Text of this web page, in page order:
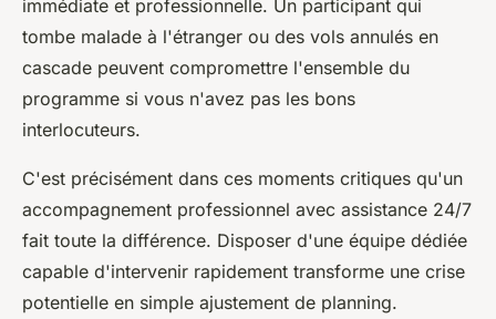
immédiate et professionnelle. Un participant qui
tombe malade à l'étranger ou des vols annulés en
cascade peuvent compromettre l'ensemble du
programme si vous n'avez pas les bons
interlocuteurs.
C'est précisément dans ces moments critiques qu'un
accompagnement professionnel avec assistance 24/7
fait toute la différence. Disposer d'une équipe dédiée
capable d'intervenir rapidement transforme une crise
potentielle en simple ajustement de planning.